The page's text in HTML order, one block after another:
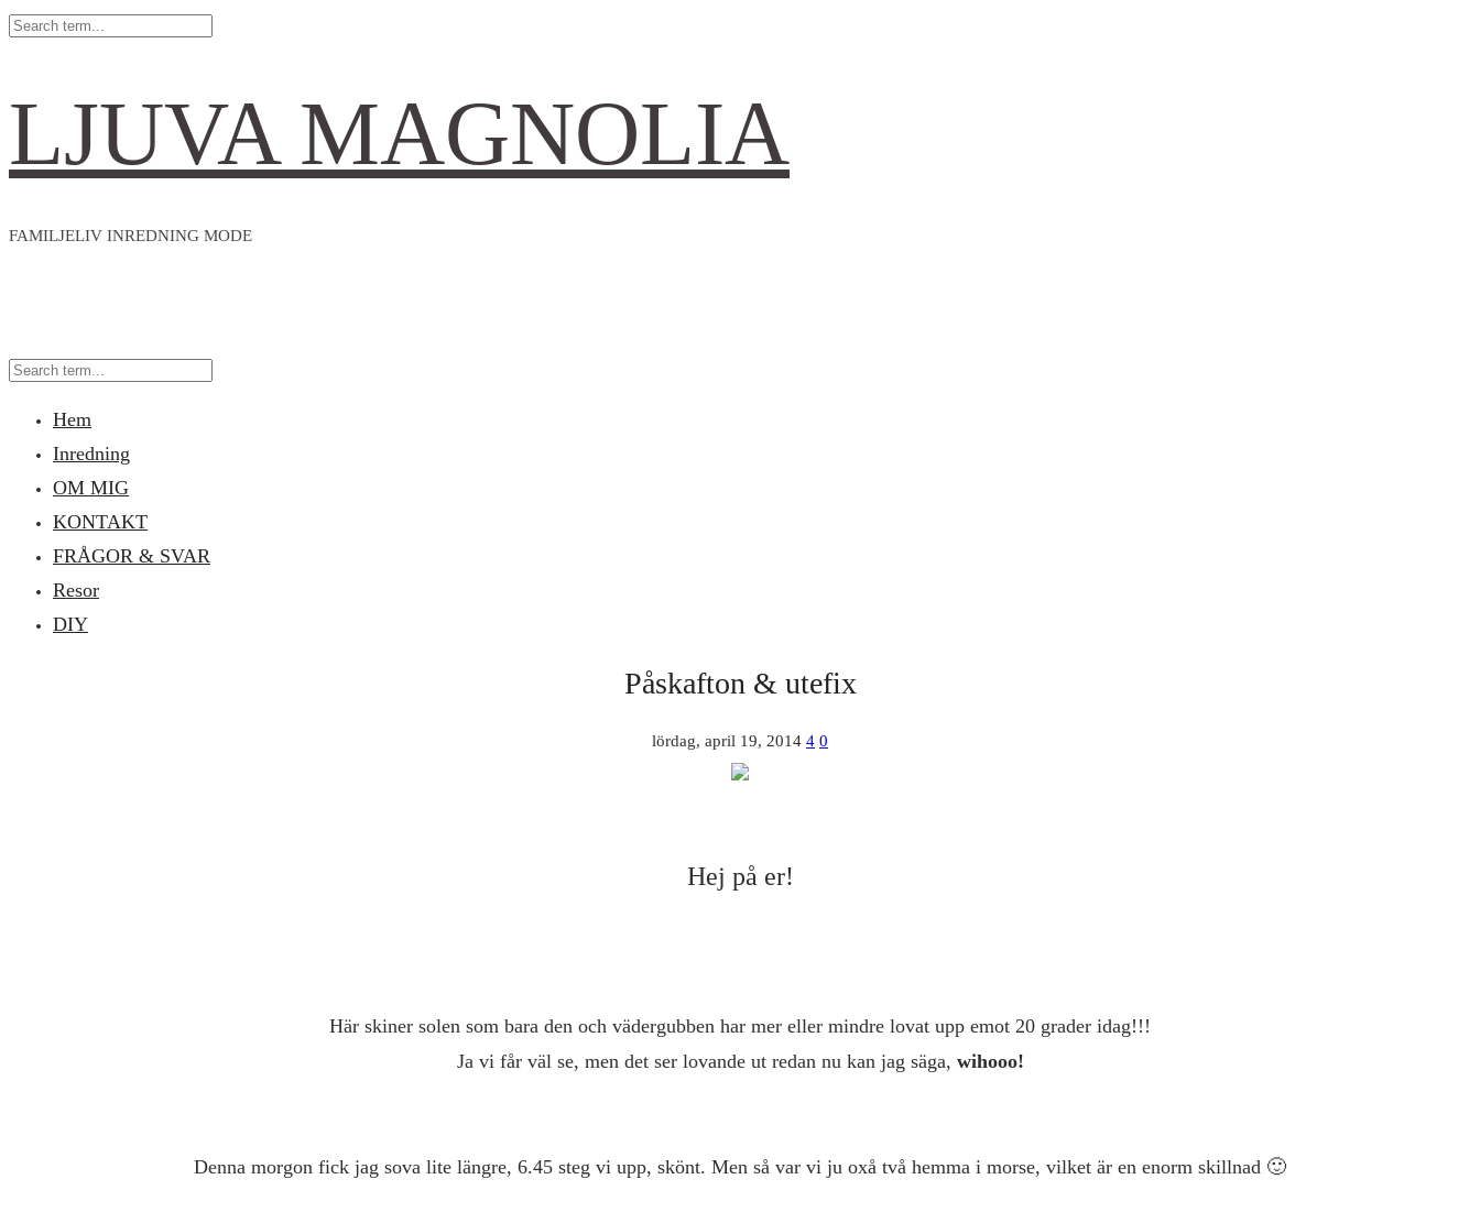
LJUVA MAGNOLIA
FAMILJELIV INREDNING MODE
Hem
Inredning
OM MIG
KONTAKT
FRÅGOR & SVAR
Resor
DIY
Påskafton & utefix
lördag, april 19, 2014 4 0
Hej på er!
Här skiner solen som bara den och vädergubben har mer eller mindre lovat upp emot 20 grader idag!!!
Ja vi får väl se, men det ser lovande ut redan nu kan jag säga, wihooo!
Denna morgon fick jag sova lite längre, 6.45 steg vi upp, skönt. Men så var vi ju oxå två hemma i morse, vilket är en enorm skillnad 🙂